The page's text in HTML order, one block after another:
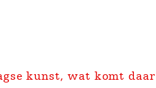
kunst, wat komt daar